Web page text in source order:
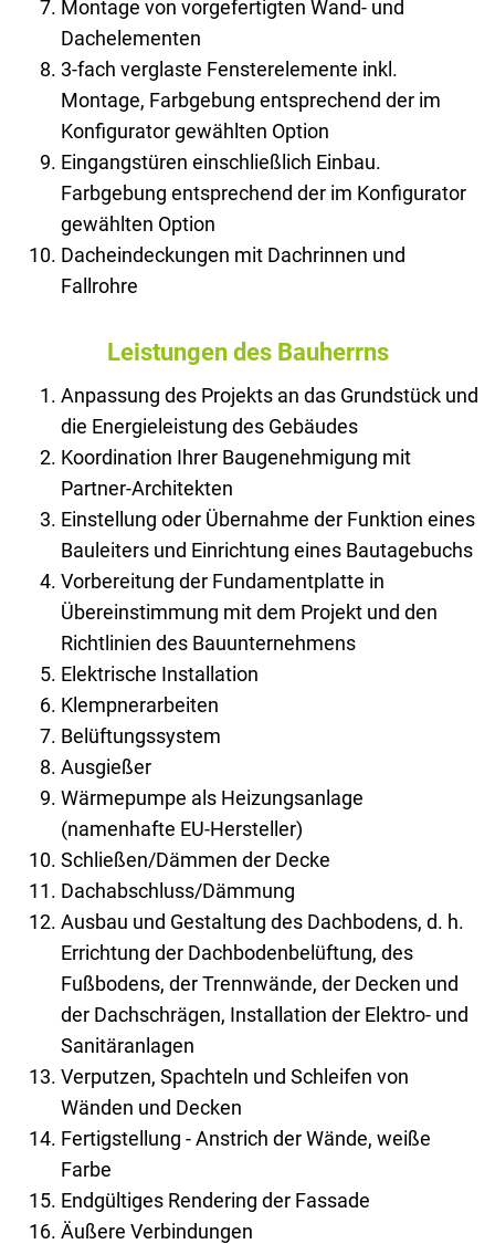
Montage von vorgefertigten Wand- und
Dachelementen
3-fach verglaste Fensterelemente inkl.
Montage, Farbgebung entsprechend der im
Konfigurator gewählten Option
Eingangstüren einschließlich Einbau.
Farbgebung entsprechend der im Konfigurator
gewählten Option
Dacheindeckungen mit Dachrinnen und
Fallrohre
Leistungen des Bauherrns
Anpassung des Projekts an das Grundstück und
die Energieleistung des Gebäudes
Koordination Ihrer Baugenehmigung mit
Partner-Architekten
Einstellung oder Übernahme der Funktion eines
Bauleiters und Einrichtung eines Bautagebuchs
Vorbereitung der Fundamentplatte in
Übereinstimmung mit dem Projekt und den
Richtlinien des Bauunternehmens
Elektrische Installation
Klempnerarbeiten
Belüftungssystem
Ausgießer
Wärmepumpe als Heizungsanlage
(namenhafte EU-Hersteller)
Schließen/Dämmen der Decke
Dachabschluss/Dämmung
Ausbau und Gestaltung des Dachbodens, d. h.
Errichtung der Dachbodenbelüftung, des
Fußbodens, der Trennwände, der Decken und
der Dachschrägen, Installation der Elektro- und
Sanitäranlagen
Verputzen, Spachteln und Schleifen von
Wänden und Decken
Fertigstellung - Anstrich der Wände, weiße
Farbe
Endgültiges Rendering der Fassade
Äußere Verbindungen